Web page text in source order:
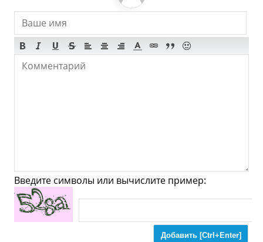
Продукты
Булочные
Супермаркеты
Торговые Центры
Мода
сходить?
Музеи
Мечети
Храмы
Введите символы или вычислите пример: